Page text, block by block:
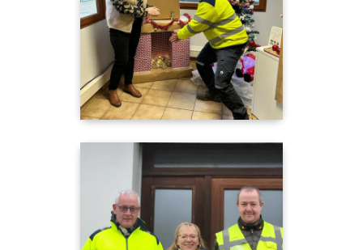
ETS Bonvalet à Aigneville !📣
L’équipe vous souhaite de passer de bonnes
fêtes de fin d’année !🎅"
"J-3 avant la fermeture annuelle du site de
Franleu !📣